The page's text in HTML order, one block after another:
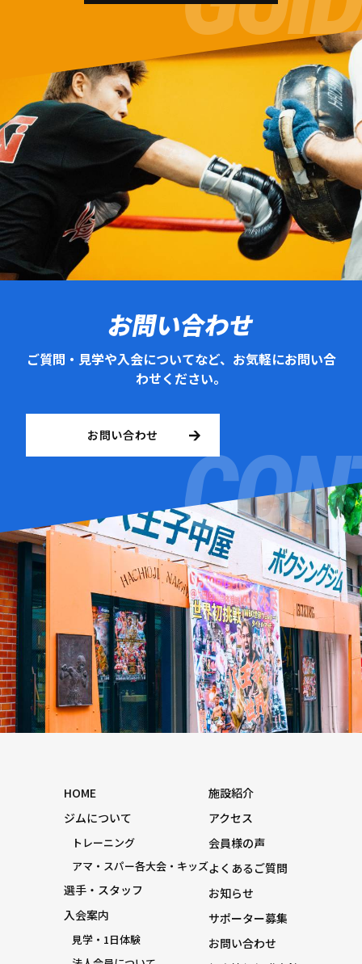
お問い合わせ
ご質問・見学や入会についてなど、お気軽にお問い合
わせください。
お問い合わせ
HOME
ジムについて
トレーニング
アマ・スパー各大会・キッズ
選手・スタッフ
入会案内
見学・1日体験
施設紹介
アクセス
会員様の声
よくあるご質問
お知らせ
サポーター募集
お問い合わせ